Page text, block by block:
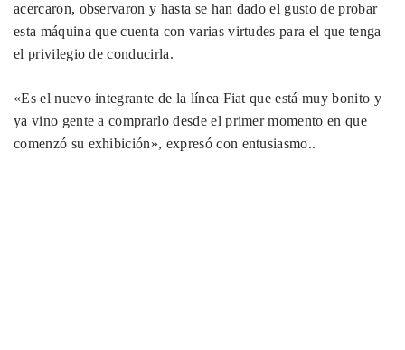
acercaron, observaron y hasta se han dado el gusto de probar
esta máquina que cuenta con varias virtudes para el que tenga
el privilegio de conducirla.
«Es el nuevo integrante de la línea Fiat que está muy bonito y
ya vino gente a comprarlo desde el primer momento en que
comenzó su exhibición», expresó con entusiasmo..